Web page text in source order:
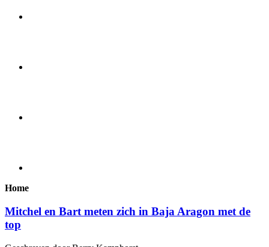
Home
Mitchel en Bart meten zich in Baja Aragon met de
top